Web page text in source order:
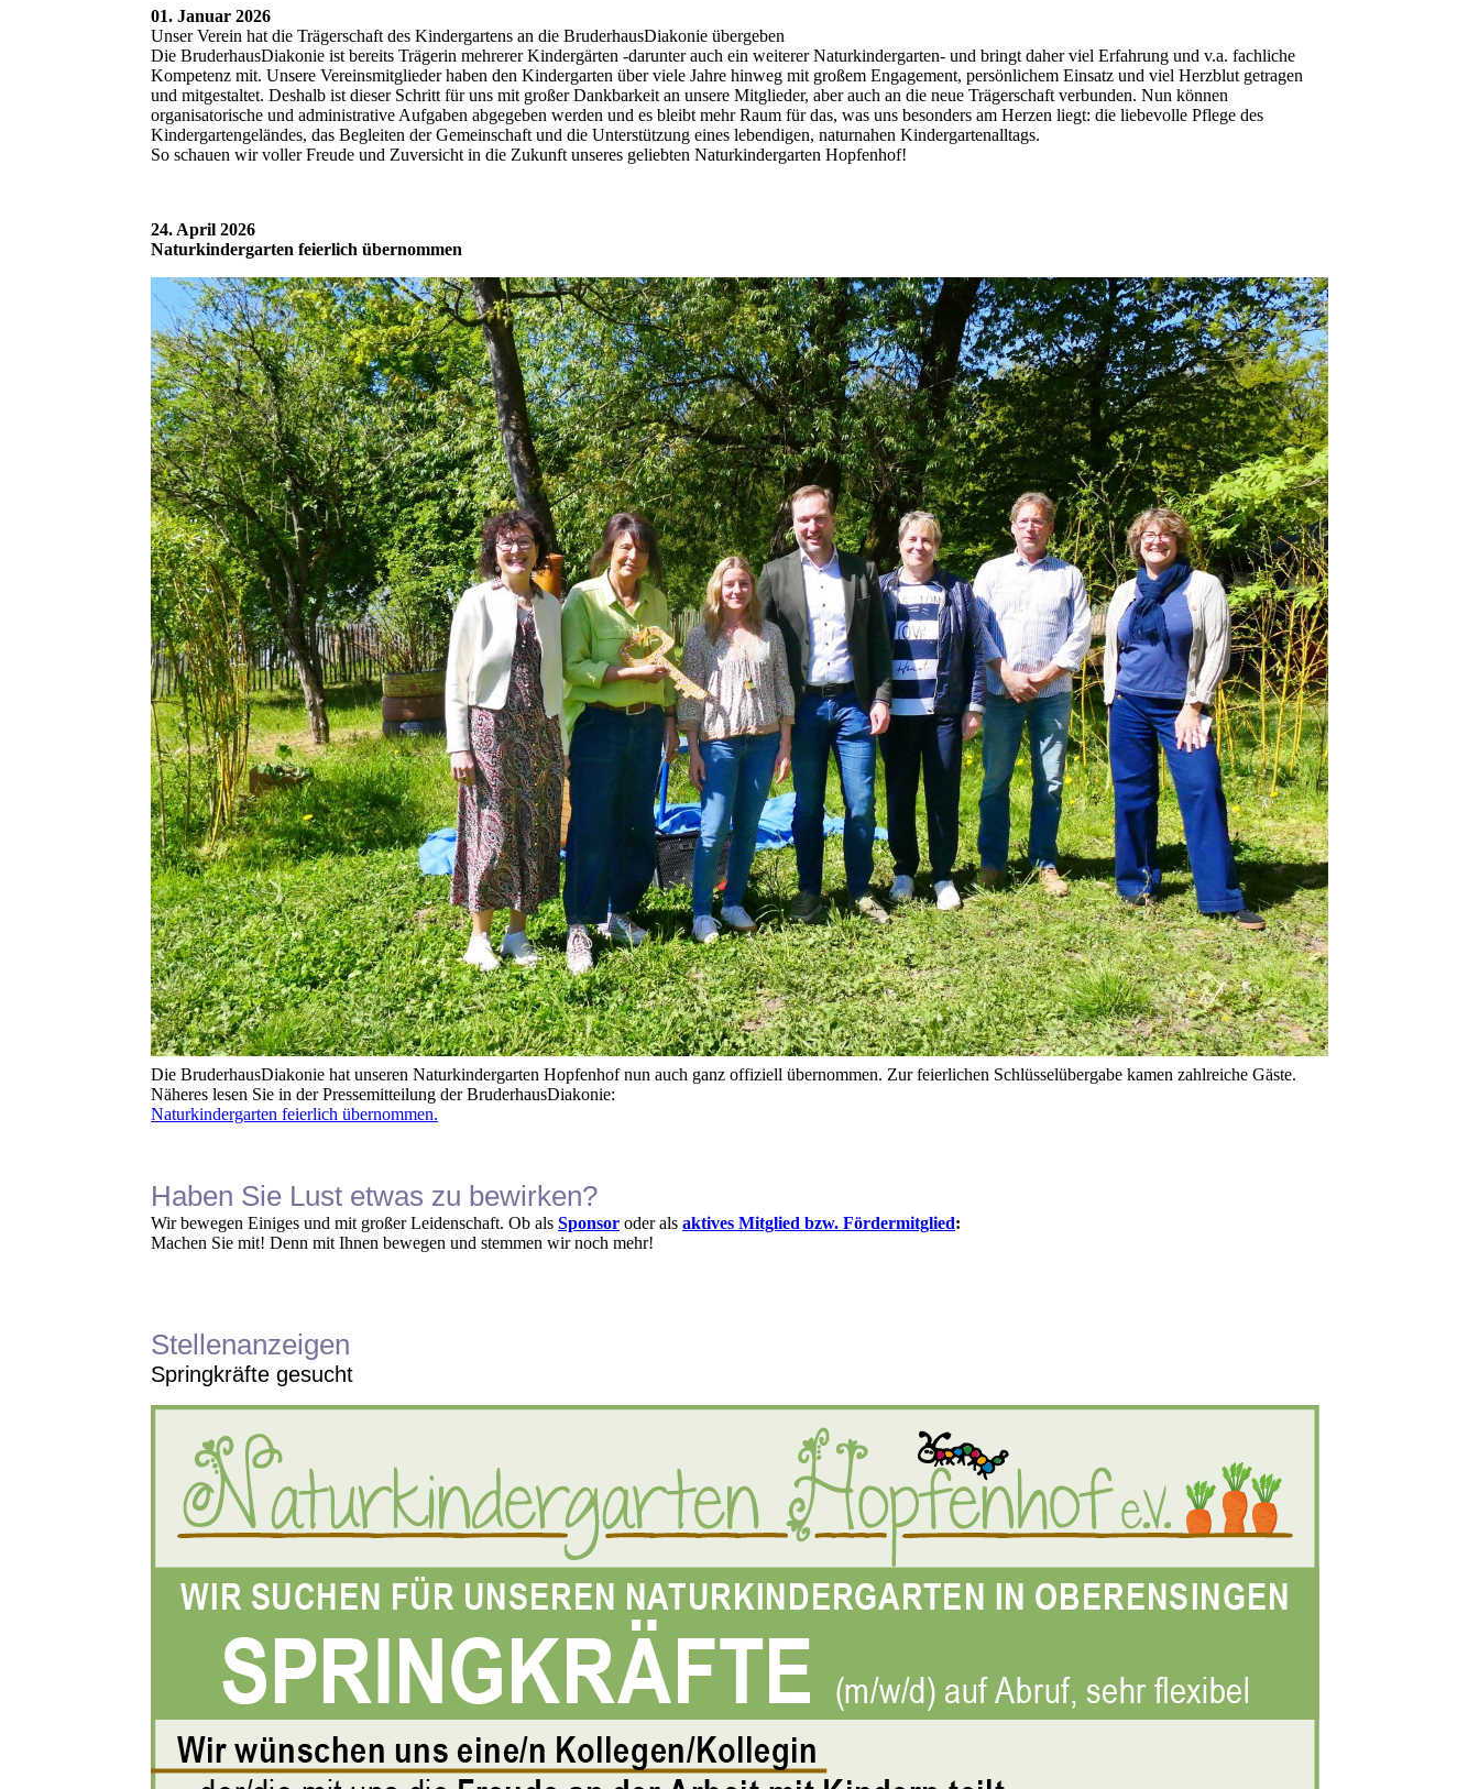
01. Januar 2026
Unser Verein hat die Trägerschaft des Kindergartens an die BruderhausDiakonie übergeben
Die BruderhausDiakonie ist bereits Trägerin mehrerer Kindergärten -darunter auch ein weiterer Naturkindergarten- und bringt daher viel Erfahrung und v.a. fachliche
Kompetenz mit. Unsere Vereinsmitglieder haben den Kindergarten über viele Jahre hinweg mit großem Engagement, persönlichem Einsatz und viel Herzblut getragen
und mitgestaltet. Deshalb ist dieser Schritt für uns mit großer Dankbarkeit an unsere Mitglieder, aber auch an die neue Trägerschaft verbunden. Nun können
organisatorische und administrative Aufgaben abgegeben werden und es bleibt mehr Raum für das, was uns besonders am Herzen liegt: die liebevolle Pflege des
Kindergartengeländes, das Begleiten der Gemeinschaft und die Unterstützung eines lebendigen, naturnahen Kindergartenalltags.
So schauen wir voller Freude und Zuversicht in die Zukunft unseres geliebten Naturkindergarten Hopfenhof!
24. April 2026
Naturkindergarten feierlich übernommen
Die BruderhausDiakonie hat unseren Naturkindergarten Hopfenhof nun auch ganz offiziell übernommen. Zur feierlichen Schlüsselübergabe kamen zahlreiche Gäste.
Näheres lesen Sie in der Pressemitteilung der BruderhausDiakonie:
Naturkindergarten feierlich übernommen.
Haben Sie Lust etwas zu bewirken?
Wir bewegen Einiges und mit großer Leidenschaft. Ob als Sponsor oder als aktives Mitglied bzw. Fördermitglied:
Machen Sie mit! Denn mit Ihnen bewegen und stemmen wir noch mehr!
Stellenanzeigen
Springkräfte gesucht